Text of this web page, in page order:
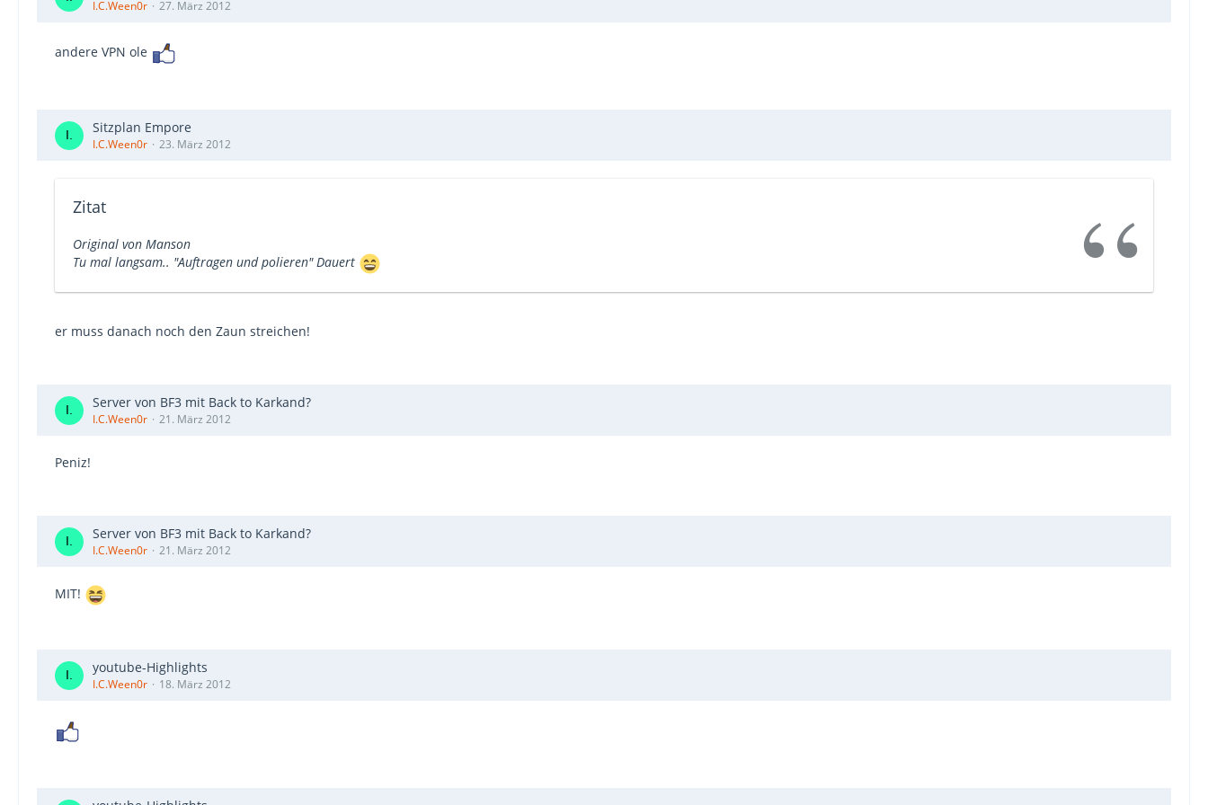
I.C.Ween0r 27. März 2012
andere VPN ole
Sitzplan Empore
I.C.Ween0r 23. März 2012
Zitat
Original von Manson
Tu mal langsam.. "Auftragen und polieren" Dauert
er muss danach noch den Zaun streichen!
Server von BF3 mit Back to Karkand?
I.C.Ween0r 21. März 2012
Peniz!
Server von BF3 mit Back to Karkand?
I.C.Ween0r 21. März 2012
MIT!
youtube-Highlights
I.C.Ween0r 18. März 2012